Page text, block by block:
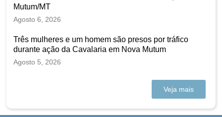
Mutum/MT
Agosto 6, 2026
Três mulheres e um homem são presos por tráfico
durante ação da Cavalaria em Nova Mutum
Agosto 5, 2026
Veja mais